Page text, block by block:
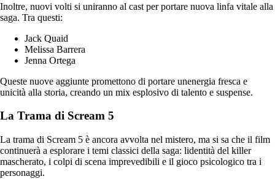
Inoltre, nuovi volti si uniranno al cast per portare nuova linfa vitale alla
saga. Tra questi:
Jack Quaid
Melissa Barrera
Jenna Ortega
Queste nuove aggiunte promettono di portare unenergia fresca e
unicità alla storia, creando un mix esplosivo di talento e suspense.
La Trama di Scream 5
La trama di Scream 5 è ancora avvolta nel mistero, ma si sa che il film
continuerà a esplorare i temi classici della saga: lidentità del killer
mascherato, i colpi di scena imprevedibili e il gioco psicologico tra i
personaggi.